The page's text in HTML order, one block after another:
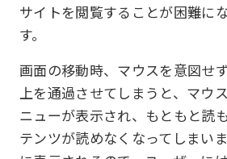
サイトを閲覧することが困難に
す。
画面の移動時、マウスを意図せ
上を通過させてしまうと、マウ
ニューが表示され、もともと読
テンツが読めなくなってしまい